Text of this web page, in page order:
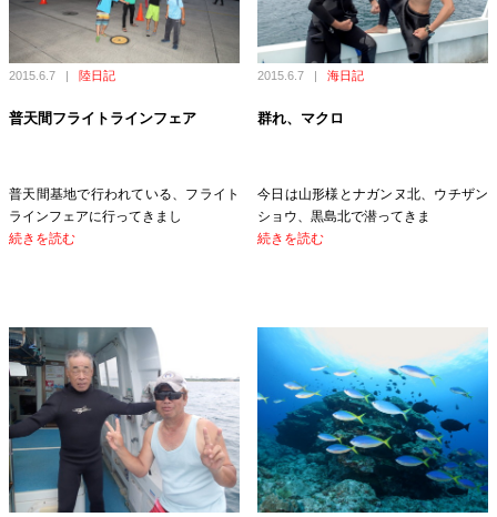
2015.6.7 | 陸日記
普天間フライトラインフェア
普天間基地で行われている、フライト
ラインフェアに行ってきまし
続きを読む
2015.6.7 | 海日記
群れ、マクロ
今日は山形様とナガンヌ北、ウチザン
ショウ、黒島北で潜ってきま
続きを読む